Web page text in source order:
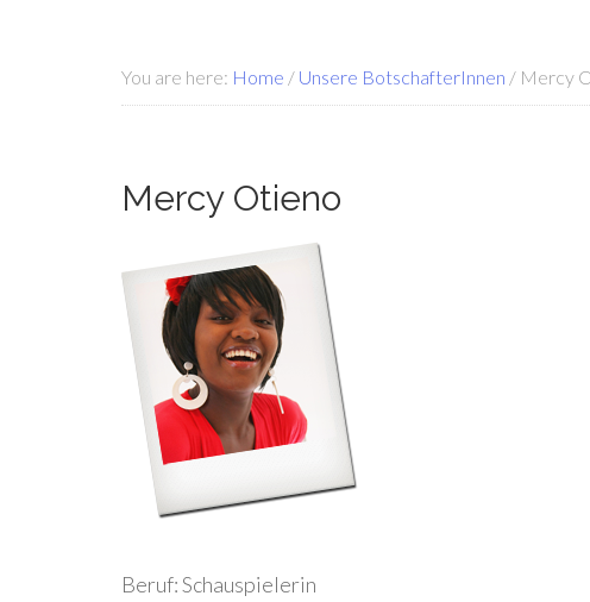
You are here: Home / Unsere BotschafterInnen / Mercy
Mercy Otieno
Beruf: Schauspielerin